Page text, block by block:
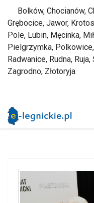
Bolków, Chocianów,
Grębocice, Jawor,
Pole, Lubin, Męcinka,
Pielgrzymka,
Radwanice, Rudna,
Zagrodno, Złotoryja